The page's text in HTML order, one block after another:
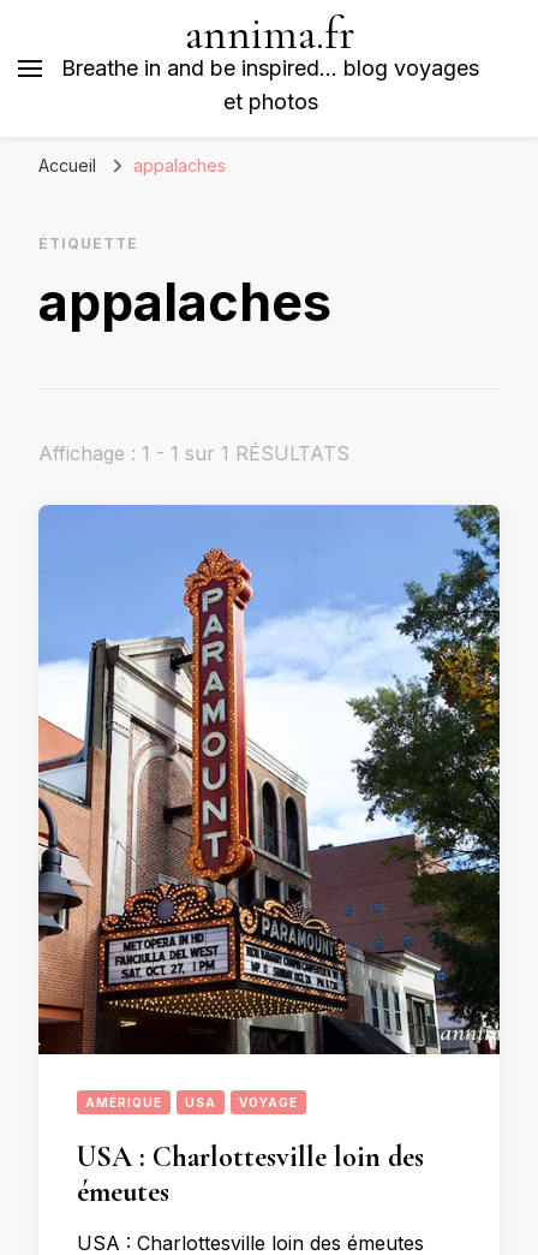
annima.fr
Breathe in and be inspired… blog voyages
et photos
Accueil appalaches
ÉTIQUETTE
appalaches
Affichage : 1 - 1 sur 1 RÉSULTATS
AMÉRIQUE USA VOYAGE
USA : Charlottesville loin des
émeutes
USA : Charlottesville loin des émeutes